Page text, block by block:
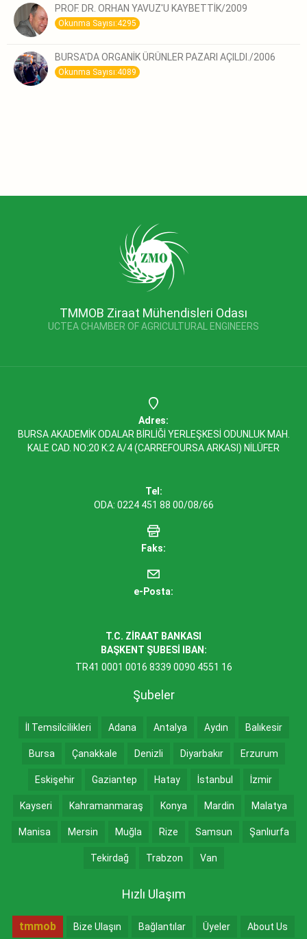
PROF. DR. ORHAN YAVUZ'U KAYBETTİK/2009
Okunma Sayısı:4295
BURSA'DA ORGANİK ÜRÜNLER PAZARI AÇILDI./2006
Okunma Sayısı:4089
TMMOB Ziraat Mühendisleri Odası
UCTEA CHAMBER OF AGRICULTURAL ENGINEERS
Adres:
BURSA AKADEMİK ODALAR BİRLİĞİ YERLEŞKESİ ODUNLUK MAH.
KALE CAD. NO:20 K:2 A/4 (CARREFOURSA ARKASI) NİLÜFER
Tel:
ODA: 0224 451 88 00/08/66
Faks:
e-Posta:
T.C. ZİRAAT BANKASI
BAŞKENT ŞUBESİ IBAN:
TR41 0001 0016 8339 0090 4551 16
Şubeler
İl Temsilcilikleri Adana Antalya Aydın Balıkesir
Bursa Çanakkale Denizli Diyarbakır Erzurum
Eskişehir Gaziantep Hatay İstanbul İzmir
Kayseri Kahramanmaraş Konya Mardin Malatya
Manisa Mersin Muğla Rize Samsun Şanlıurfa
Tekirdağ Trabzon Van
Hızlı Ulaşım
tmmob Bize Ulaşın Bağlantılar Üyeler About Us